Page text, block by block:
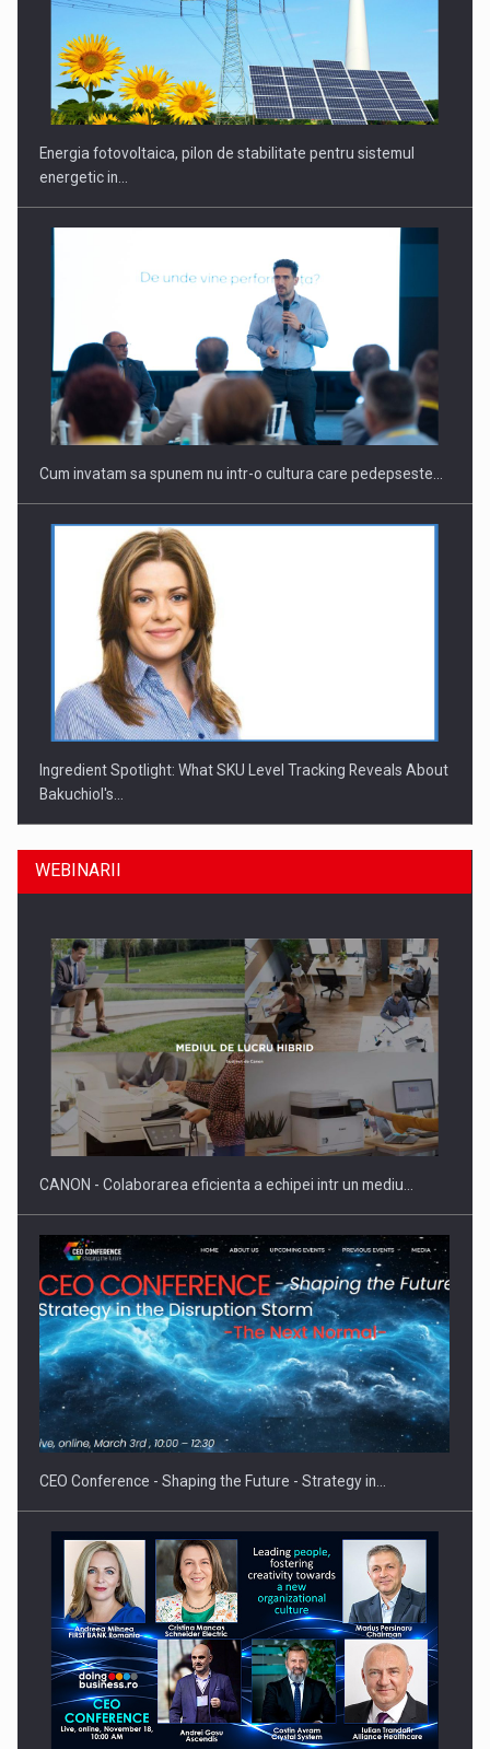
Energia fotovoltaica, pilon de stabilitate pentru sistemul
energetic in…
Cum invatam sa spunem nu intr-o cultura care pedepseste…
Ingredient Spotlight: What SKU Level Tracking Reveals About
Bakuchiol's…
Producatorii si comerciantii care nu se supun noilor
reglementari…
Proteinmaxxing and the Future of Protein Demand
WEBINARII
CANON - Colaborarea eficienta a echipei intr un mediu…
CEO Conference - Shaping the Future - Strategy in…